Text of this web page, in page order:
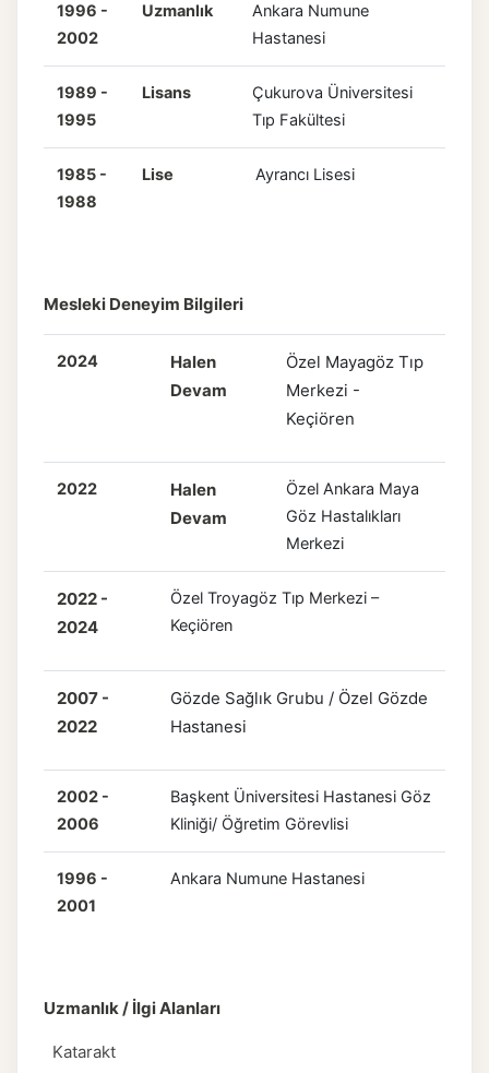
1996 -
2002
Uzmanlık
Ankara Numune
Hastanesi
1989 -
1995
Lisans
Çukurova Üniversitesi
Tıp Fakültesi
1985 -
1988
Lise Ayrancı Lisesi
Mesleki Deneyim Bilgileri
2024
Halen
Devam
Özel Mayagöz Tıp
Merkezi -
Keçiören
2022
Halen
Devam
Özel Ankara Maya
Göz Hastalıkları
Merkezi
2022 -
2024
Özel Troyagöz Tıp Merkezi –
Keçiören
2007 -
2022
Gözde Sağlık Grubu / Özel Gözde
Hastanesi
2002 -
2006
Başkent Üniversitesi Hastanesi Göz
Kliniği/ Öğretim Görevlisi
1996 -
2001
Ankara Numune Hastanesi
Uzmanlık / İlgi Alanları
Katarakt